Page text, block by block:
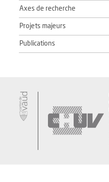
Axes de recherche
Projets majeurs
Publications